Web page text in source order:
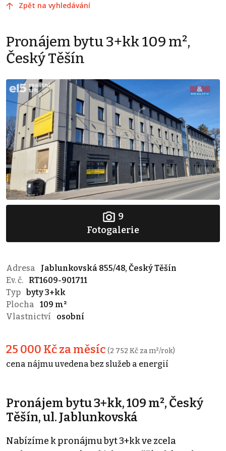
Zpět na vyhledávání
Pronájem bytu 3+kk 109 m²,
Český Těšín
9
Fotogalerie
Adresa
Jablunkovská 855/48, Český Těšín
Ev. č.
RT1609-901711
Typ byty 3+kk
Plocha
109 m²
Vlastnictví
osobní
25 000 Kč za měsíc (2 752 Kč za m²/rok)
cena nájmu uvedena bez služeb a energií
Pronájem bytu 3+kk, 109 m², Český
Těšín, ul. Jablunkovská
Nabízíme k pronájmu byt 3+kk ve zcela